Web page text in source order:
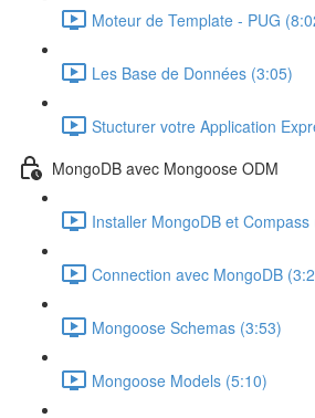
Moteur de Template - PUG
Les Base de Données (3:05)
Stucturer votre Application
MongoDB avec Mongoose ODM
Installer MongoDB et Compass
Connection avec MongoDB
Mongoose Schemas (3:53)
Mongoose Models (5:10)